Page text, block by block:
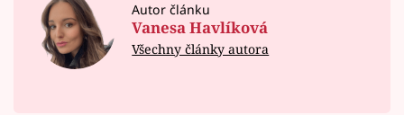
Autor článku
Vanesa Havlíková
Všechny články autora